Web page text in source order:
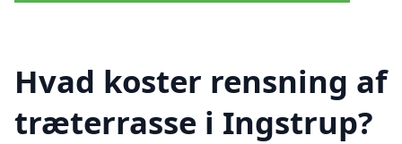
Hvad koster rensning af
træterrasse i Ingstrup?